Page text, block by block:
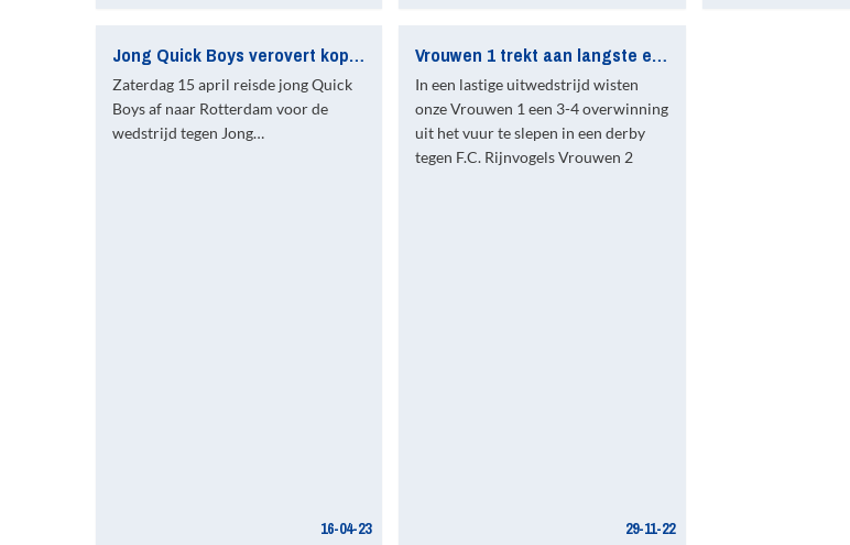
Jong Quick Boys verovert koppositie
Zaterdag 15 april reisde jong Quick
Boys af naar Rotterdam voor de
wedstrijd tegen Jong…
16-04-23
Vrouwen 1 trekt aan langste eind in lastige uitwedstrijd
In een lastige uitwedstrijd wisten
onze Vrouwen 1 een 3-4 overwinning
uit het vuur te slepen in een derby
tegen F.C. Rijnvogels Vrouwen 2
29-11-22